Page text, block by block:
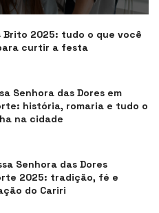
Brito 2025: tudo o que você
curtir a festa
Senhora das Dores em
história, romaria e tudo o
na cidade
Senhora das Dores
2025: tradição, fé e
do Cariri